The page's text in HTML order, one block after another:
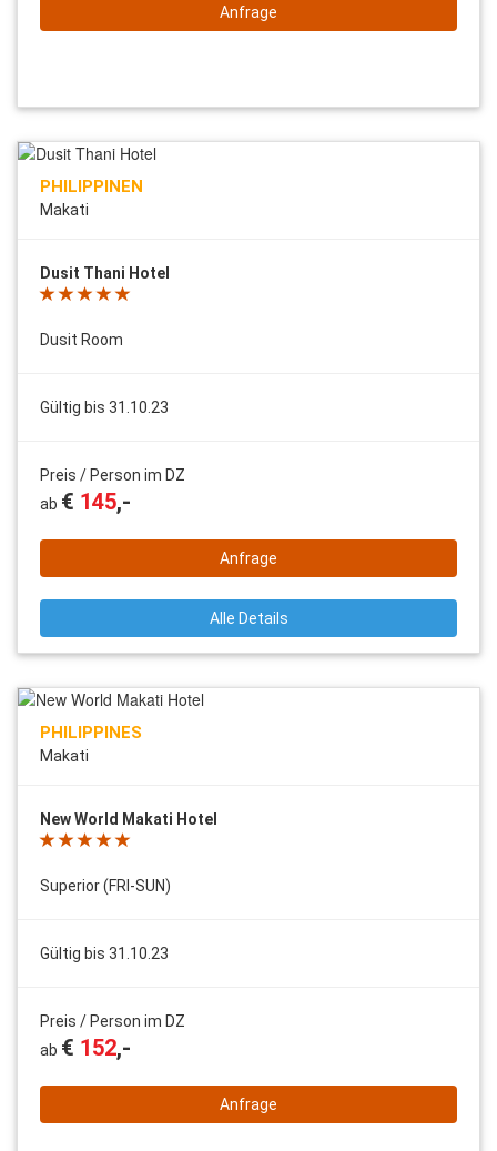
Anfrage
PHILIPPINEN
Makati
Dusit Thani Hotel
Dusit Room
Gültig bis 31.10.23
Preis / Person im DZ
ab € 145,-
Anfrage
Alle Details
PHILIPPINES
Makati
New World Makati Hotel
Superior (FRI-SUN)
Gültig bis 31.10.23
Preis / Person im DZ
ab € 152,-
Anfrage